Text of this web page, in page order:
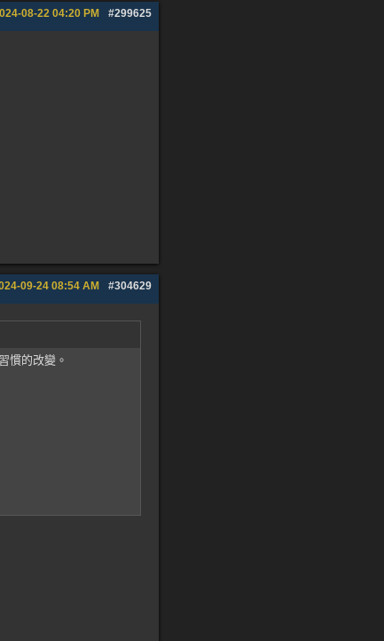
#299625
08-22 04:20 PM
#304629
09-24 08:54 AM
慣的改變。